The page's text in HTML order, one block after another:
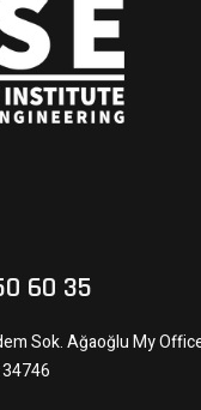
60 35
Sok. Ağaoğlu My